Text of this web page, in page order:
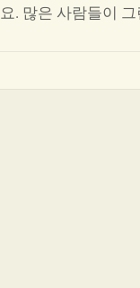
. 많은 사람들이